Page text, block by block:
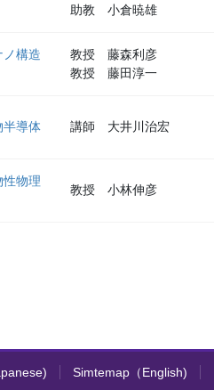
助教 小倉暁雄
ノ構造
教授 藤森利彦
教授 藤田淳一
半導体 講師 大井川治宏
性物理
教授 小林伸彦
Simtemap（English)